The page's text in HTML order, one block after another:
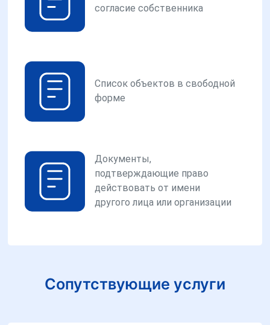
согласие собственника
Список объектов в свободной
форме
Документы,
подтверждающие право
действовать от имени
другого лица или организации
Сопутствующие услуги